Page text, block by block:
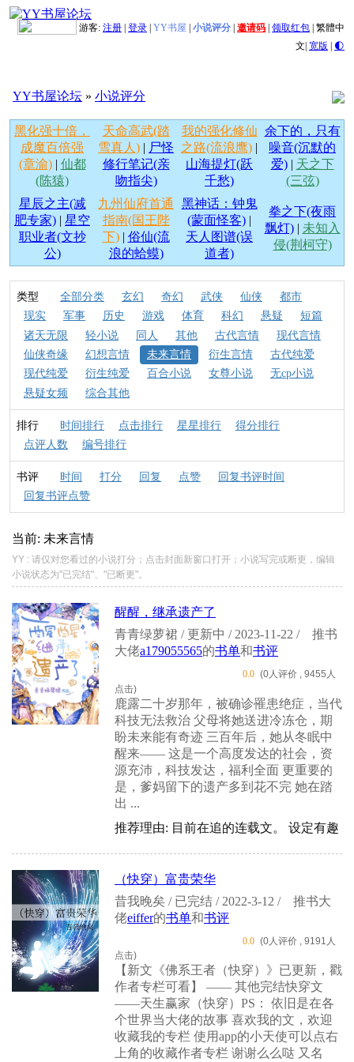
游客: 注册 登录 YY书屋 小说评分 邀请码 领取红包 繁體中
文| 宽版 | 🌓
YY书屋论坛 » 小说评分
黑化强十倍，
成魔百倍强
(章渝)| 仙都
(陈猿)
天命高武(踏
雪真人) | 尸怪
修行笔记(亲
吻指尖)
我的强化修仙
之路(流浪鹰) |
山海提灯(跃
千愁)
余下的，只有
噪音(沉默的
爱)| 天之下
(三弦)
星辰之主(减
肥专家) | 星空
职业者(文抄
公)
九州仙府首通
指南(国王陛
下)| 俗仙(流
浪的蛤蟆)
黑神话：钟鬼
(蒙面怪客) |
天人图谱(误
道者)
拳之下(夜雨
飘灯)| 未知入
侵(荆柯守)
类型 全部分类 玄幻 奇幻 武侠 仙侠
都市
现实
军事 历史 游戏 体育 科幻 悬疑
短篇
诸天无限
轻小说 同人 其他 古代言情
现代言情
仙侠奇缘
幻想言情 未来言情 衍生言情
古代纯爱
现代纯爱
衍生纯爱 百合小说 女尊小说
无cp小说
悬疑女频
综合其他
排行 时间排行 点击排行 星星排行
得分排行
点评人数
编号排行
书评 时间 打分 回复 点赞
回复书评时间
回复书评点赞
当前: 未来言情
YY : 请仅对您看过的小说打分；点击封面新窗口打开；小说写完或断更，编辑
小说状态为"已完结"、"已断更"。
醒醒，继承遗产了
青青绿萝裙 / 更新中 / 2023-11-22 /
推书
大佬a179055565的书单和书评
0.0 (0人评价 , 9455人
点击)
鹿露二十岁那年，被确诊罹患绝症，当代
科技无法救治 父母将她送进冷冻仓，期
盼未来能有奇迹 三百年后，她从冬眠中
醒来—— 这是一个高度发达的社会，资
源充沛，科技发达，福利全面 更重要的
是，爹妈留下的遗产多到花不完 她在踏
出 ...
推荐理由: 目前在追的连载文。 设定有趣
（快穿）富贵荣华
昔我晚矣 / 已完结 / 2022-3-12 /
推书大
佬eiffer的书单和书评
0.0 (0人评价 , 9191人
点击)
【新文《佛系王者（快穿）》已更新，戳
作者专栏可看】 —— 其他完结快穿文
——天生赢家（快穿）PS： 依旧是在各
个世界当大佬的故事 喜欢我的文，欢迎
收藏我的专栏 使用app的小天使可以点右
上角的收藏作者专栏 谢谢么么哒 又名